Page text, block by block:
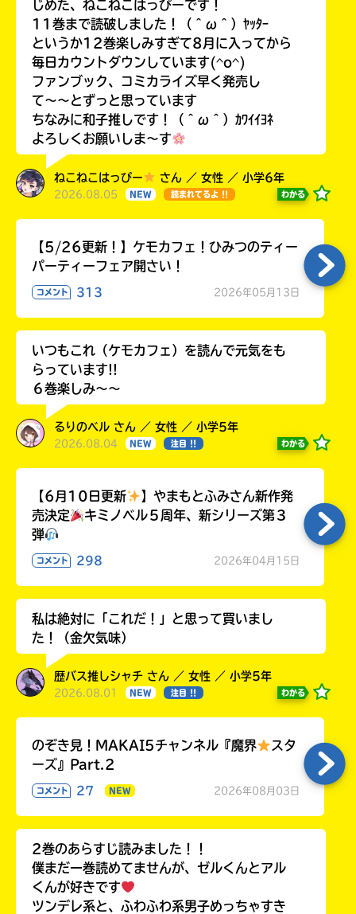
じめた、ねこねこはっぴーです！
11巻まで読破しました！（＾ω＾）ﾔｯﾀｰ
というか12巻楽しみすぎて8月に入ってから
毎日カウントダウンしています(^o^)
ファンブック、コミカライズ早く発売し
て〜〜とずっと思っています
ちなみに和子推しです！（＾ω＾）ｶﾜｲｲﾖﾈ
よろしくお願いしま〜す
ねこねこはっぴー さん ／ 女性 ／ 小学6年
2026.08.05 NEW 読まれてるよ !! わかる
【5/26更新！】ケモカフェ！ひみつのティー
パーティーフェア開さい！
コメント 313 2026年05月13日
いつもこれ（ケモカフェ）を読んで元気をも
らっています!!
６巻楽しみ～～
るりのベル さん ／ 女性 ／ 小学5年
2026.08.04 NEW 注目 !! わかる
【6月10日更新
】やまもとふみさん新作発
売決定
キミノベル５周年、新シリーズ第３
弾
コメント 298 2026年04月15日
私は絶対に「これだ！」と思って買いまし
た！（金欠気味）
歴バス推しシャチ さん ／ 女性 ／ 小学5年
2026.08.01 NEW 注目 !! わかる
のぞき見！MAKAI5チャンネル『魔界
スタ
ーズ』Part.2
コメント 27 NEW 2026年08月03日
2巻のあらすじ読みました！！
僕まだ一巻読めてませんが、ゼルくんとアル
くんが好きです
ツンデレ系と、ふわふわ系男子めっちゃすき